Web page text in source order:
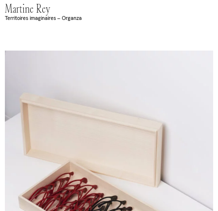
Martine Rey
Territoires imaginaires – Organza